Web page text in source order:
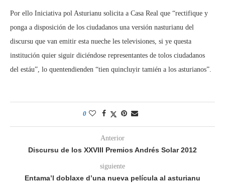
Por ello Iniciativa pol Asturianu solicita a Casa Real que “rectifique y
ponga a disposición de los ciudadanos una versión nasturianu del
discursu que van emitir esta nueche les televisiones, si ye questa
institución quier siguir diciéndose representantes de tolos ciudadanos
del estáu”, lo quentendienden “tien quincluyir tamién a los asturianos”.
0
Anterior
Discursu de los XXVIII Premios Andrés Solar 2012
siguiente
Entama’l doblaxe d’una nueva película al asturianu